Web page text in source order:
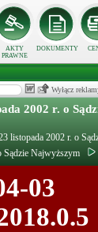
AKTY
PRAWNE
DOKUMENTY
Wyłącz
2002 r. o
2002 r. o
Najwyższym
03